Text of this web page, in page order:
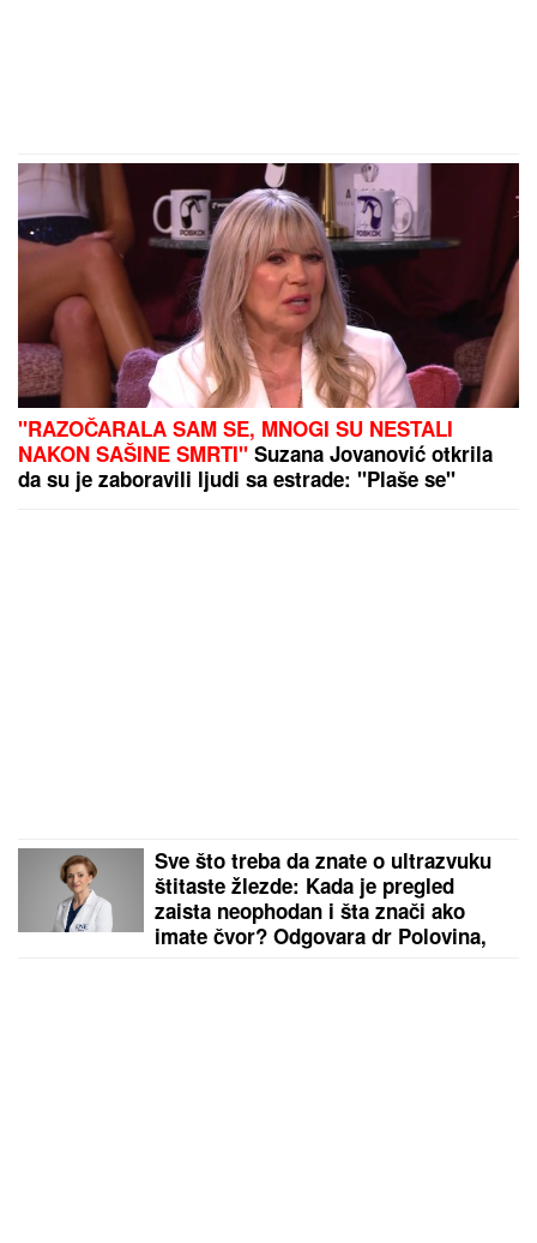
"RAZOČARALA SAM SE, MNOGI SU NESTALI
NAKON SAŠINE SMRTI" Suzana Jovanović otkrila
da su je zaboravili ljudi sa estrade: "Plaše se"
Sve što treba da znate o ultrazvuku
štitaste žlezde: Kada je pregled
zaista neophodan i šta znači ako
imate čvor? Odgovara dr Polovina,